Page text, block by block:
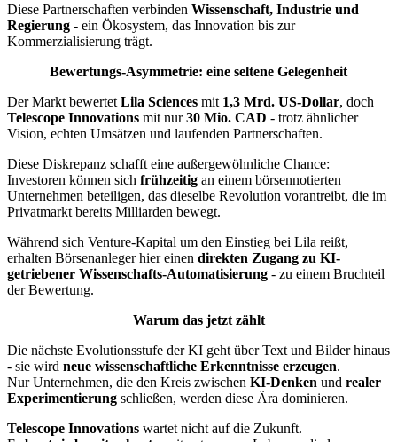
Diese Partnerschaften verbinden Wissenschaft, Industrie und
Regierung - ein Ökosystem, das Innovation bis zur
Kommerzialisierung trägt.
Bewertungs-Asymmetrie: eine seltene Gelegenheit
Der Markt bewertet Lila Sciences mit 1,3 Mrd. US-Dollar, doch
Telescope Innovations mit nur30 Mio. CAD - trotz ähnlicher
Vision, echten Umsätzen und laufenden Partnerschaften.
Diese Diskrepanz schafft eine außergewöhnliche Chance:
Investoren können sich frühzeitig an einem börsennotierten
Unternehmen beteiligen, das dieselbe Revolution vorantreibt, die im
Privatmarkt bereits Milliarden bewegt.
Während sich Venture-Kapital um den Einstieg bei Lila reißt,
erhalten Börsenanleger hier einen direkten Zugang zu KI-
getriebener Wissenschafts-Automatisierung - zu einem Bruchteil
der Bewertung.
Warum das jetzt zählt
Die nächste Evolutionsstufe der KI geht über Text und Bilder hinaus
- sie wird neue wissenschaftliche Erkenntnisse erzeugen.
Nur Unternehmen, die den Kreis zwischen KI-Denken und realer
Experimentierung schließen, werden diese Ära dominieren.
Telescope Innovations wartet nicht auf die Zukunft.